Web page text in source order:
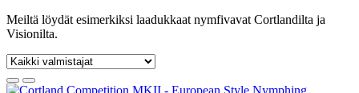
Meiltä löydät esimerkiksi laadukkaat nymfivavat Cortlandilta ja
Visionilta.